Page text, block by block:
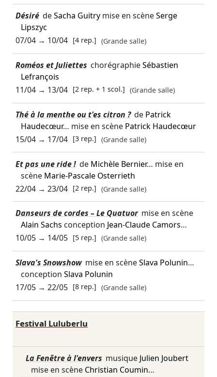
Désiré deSacha Guitrymise en scèneSerge
Lipszyc
07/04→ 10/04 [4 rep.] (Grande salle)
Roméos et Juliettes chorégraphieSébastien
Lefrançois
11/04→ 13/04 [2 rep. + 1 scol.] (Grande salle)
Thé à la menthe ou t'es citron ? de Patrick
Haudecœur… mise en scène Patrick Haudecœur
15/04→ 17/04 [3 rep.] (Grande salle)
Et pas une ride ! de Michèle Bernier… mise en
scène Marie-Pascale Osterrieth
22/04→ 23/04 [2 rep.] (Grande salle)
Danseurs de cordes – Le Quatuor mise en scène
Alain Sachs conception Jean-Claude Camors…
10/05→ 14/05 [5 rep.] (Grande salle)
Slava's Snowshow mise en scèneSlava Polunin…
conception Slava Polunin
17/05→ 22/05 [8 rep.] (Grande salle)
Festival Luluberlu
La Fenêtre à l'envers musique Julien Joubert
mise en scène Christian Coumin…